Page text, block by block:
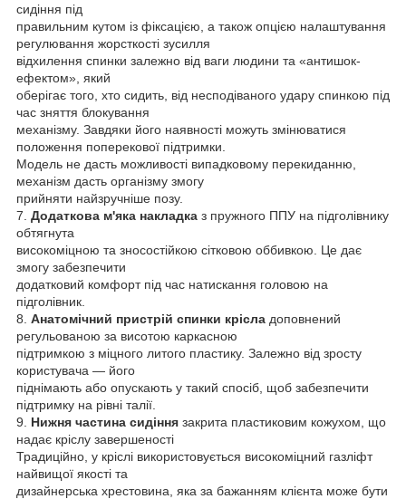
сидіння під
правильним кутом із фіксацією, а також опцією налаштування
регулювання жорсткості зусилля
відхилення спинки залежно від ваги людини та «антишок-
ефектом», який
оберігає того, хто сидить, від несподіваного удару спинкою під
час зняття блокування
механізму. Завдяки його наявності можуть змінюватися
положення поперекової підтримки.
Модель не дасть можливості випадковому перекиданню,
механізм дасть організму змогу
прийняти найзручніше позу.
7. Додаткова м'яка накладка з пружного ППУ на підголівнику
обтягнута
високоміцною та зносостійкою сітковою оббивкою. Це дає
змогу забезпечити
додатковий комфорт під час натискання головою на
підголівник.
8. Анатомічний пристрій спинки крісла доповнений
регульованою за висотою каркасною
підтримкою з міцного литого пластику. Залежно від зросту
користувача — його
піднімають або опускають у такий спосіб, щоб забезпечити
підтримку на рівні талії.
9. Нижня частина сидіння закрита пластиковим кожухом, що
надає кріслу завершеності
Традиційно, у кріслі використовується високоміцний газліфт
найвищої якості та
дизайнерська хрестовина, яка за бажанням клієнта може бути